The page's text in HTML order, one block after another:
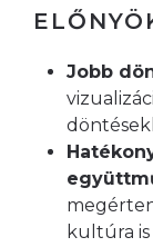
Jobb
kultúra is